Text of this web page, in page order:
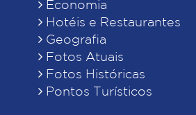
Economia
Hotéis e Restaurantes
Geografia
Fotos Atuais
Fotos Históricas
Pontos Turísticos